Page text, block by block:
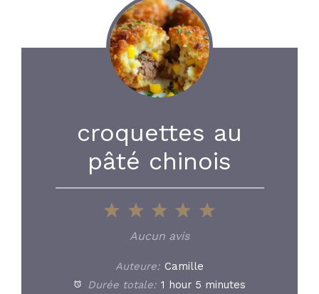
croquettes au
pâté chinois
5
4
3
Stars
2
Stars
1
Star
Aucun avis
Auteure: Camille
Durée totale: 1 hour 5 minutes